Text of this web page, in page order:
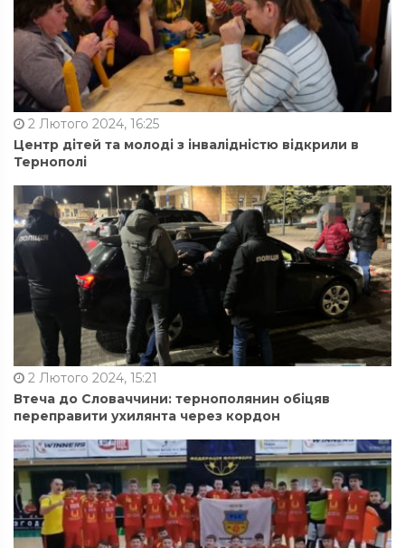
2 Лютого 2024, 16:25
Центр дітей та молоді з інвалідністю відкрили в
Тернополі
2 Лютого 2024, 15:21
Втеча до Словаччини: тернополянин обіцяв
переправити ухилянта через кордон